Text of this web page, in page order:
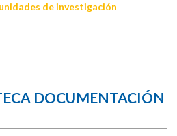
de investigación
DOCUMENTACIÓN